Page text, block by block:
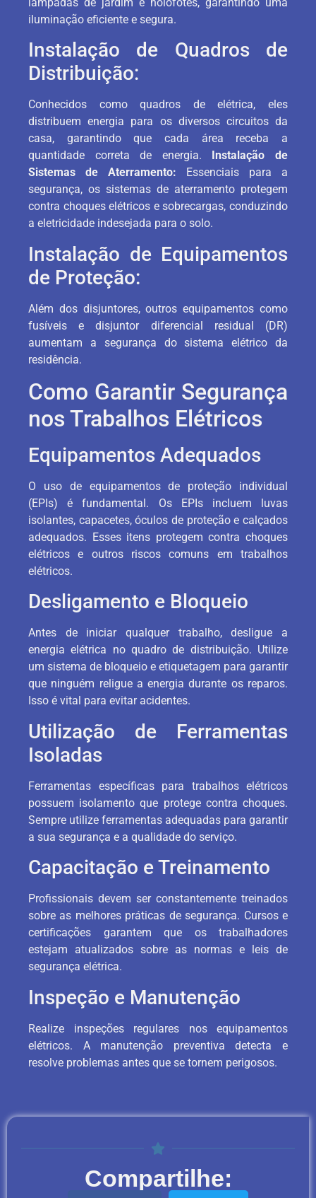
iluminação eficiente e segura.
Instalação de Quadros de
Distribuição:
Conhecidos como quadros de elétrica, eles
distribuem energia para os diversos circuitos da
casa, garantindo que cada área receba a
quantidade correta de energia.
Instalação de
Sistemas de Aterramento: Essenciais para a
segurança, os sistemas de aterramento protegem
contra choques elétricos e sobrecargas, conduzindo
a eletricidade indesejada para o solo.
Instalação de Equipamentos
de Proteção:
Além dos disjuntores, outros equipamentos como
fusíveis e disjuntor diferencial residual (DR)
aumentam a segurança do sistema elétrico da
residência.
Como Garantir Segurança
nos Trabalhos Elétricos
Equipamentos Adequados
O uso de equipamentos de proteção individual
(EPIs) é fundamental. Os EPIs incluem luvas
isolantes, capacetes, óculos de proteção e calçados
adequados. Esses itens protegem contra choques
elétricos e outros riscos comuns em trabalhos
elétricos.
Desligamento e Bloqueio
Antes de iniciar qualquer trabalho, desligue a
energia elétrica no quadro de distribuição. Utilize
um sistema de bloqueio e etiquetagem para garantir
que ninguém religue a energia durante os reparos.
Isso é vital para evitar acidentes.
Utilização de Ferramentas
Isoladas
Ferramentas específicas para trabalhos elétricos
possuem isolamento que protege contra choques.
Sempre utilize ferramentas adequadas para garantir
a sua segurança e a qualidade do serviço.
Capacitação e Treinamento
Profissionais devem ser constantemente treinados
sobre as melhores práticas de segurança. Cursos e
certificações garantem que os trabalhadores
estejam atualizados sobre as normas e leis de
segurança elétrica.
Inspeção e Manutenção
Realize inspeções regulares nos equipamentos
elétricos. A manutenção preventiva detecta e
resolve problemas antes que se tornem perigosos.
Compartilhe: